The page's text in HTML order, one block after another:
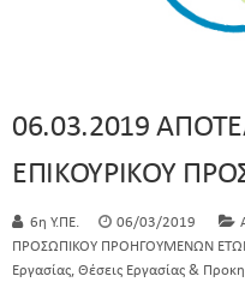
06.03.2019
ΕΠΙΚΟΥΡΙΚΟΥ
6η Υ.ΠΕ. 06/03/2019
ΠΡΟΣΩΠΙΚΟΥ ΠΡΟΗΓΟΥΜΕΝΩΝ
Εργασίας, Θέσεις Εργασίας &